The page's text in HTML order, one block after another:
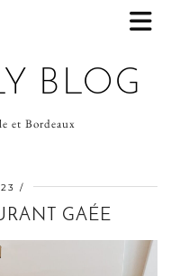
BLOG
et Bordeaux
GAÉE